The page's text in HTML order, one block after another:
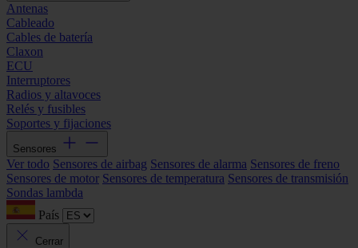
Antenas
Cableado
Cables de batería
Claxon
ECU
Interruptores
Radios y altavoces
Relés y fusibles
Soportes y fijaciones
Sensores
Ver todo Sensores de airbag Sensores de alarma Sensores de freno
Sensores de motor Sensores de temperatura Sensores de transmisión
Sondas lambda
País
Cerrar